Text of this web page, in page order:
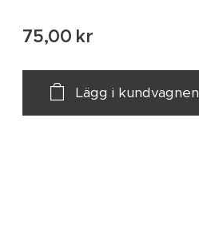
75,00 kr
Lägg i kundvagnen